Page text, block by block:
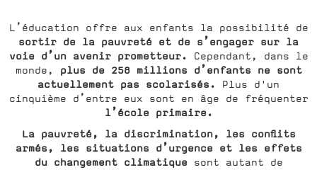
L’éducation offre aux enfants la possibilité de
sortir de la pauvreté et de s’engager sur la
voie d’un avenir prometteur.
Cependant, dans le
monde, plus de 258 millions d’enfants ne sont
actuellement pas scolarisés.
Plus d'un
cinquième d’entre eux sont en âge de fréquenter
l’école primaire.
La pauvreté, la discrimination, les conflits
armés, les situations d’urgence et les effets
du changement climatiquesont autant de